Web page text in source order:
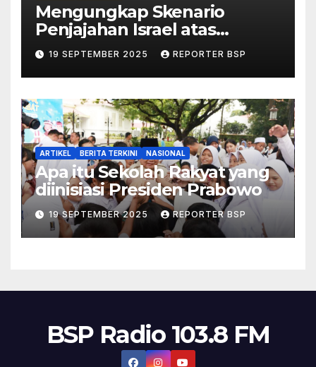
Mengungkap Skenario
Penjajahan Israel atas
Palestina dalam Buku Ilan
Pappé
19 SEPTEMBER 2025 REPORTER BSP
ARTIKEL BERITA TERKINI NASIONAL
Apa itu Sekolah Rakyat yang
diinisiasi Presiden Prabowo
19 SEPTEMBER 2025 REPORTER BSP
BSP Radio 103.8 FM